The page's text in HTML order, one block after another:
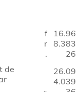
f
r
.
16.96
8.383
26
de
26.09
4.039